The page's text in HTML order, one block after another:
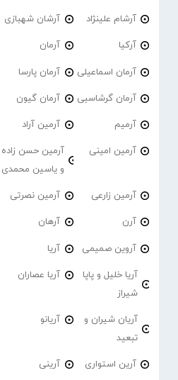
آرشام علینژاد آرشان شهبازی
آرکیا آرمان
آرمان اسماعیلی آرمان پارسا
آرمان گرشاسبی آرمان گیون
آرمیم آرمین آراد
آرمین امینی
آرمین حسن زاده
و یاسین محمدی
آرمین زارعی آرمین نصرتی
آرن آرهان
آروین صمیمی آریا
آریا خلیل و پاپا
شیراز
آریا عصاران
آریان شیران و
تبعید
آریانو
آرین استواری آرینی